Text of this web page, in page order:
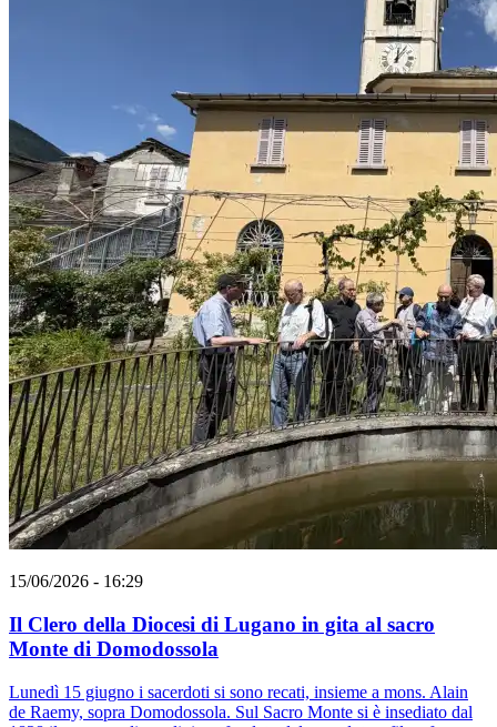
15/06/2026 - 16:29
Il Clero della Diocesi di Lugano in gita al sacro
Monte di Domodossola
Lunedì 15 giugno i sacerdoti si sono recati, insieme a mons. Alain
de Raemy, sopra Domodossola. Sul Sacro Monte si è insediato dal